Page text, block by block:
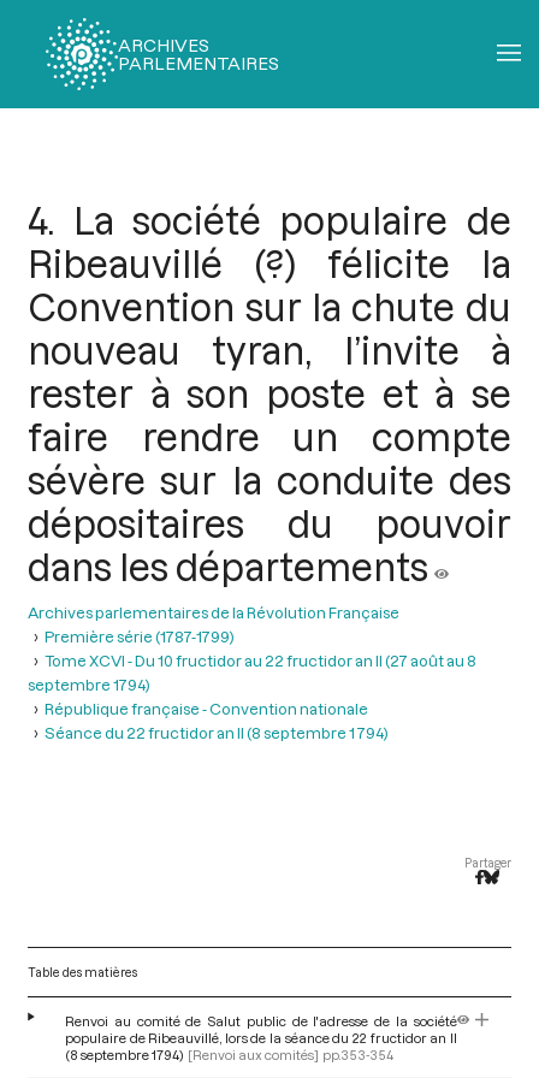
ARCHIVES
PARLEMENTAIRES
4. La société populaire de
Ribeauvillé (?) félicite la
Convention sur la chute du
nouveau tyran, l’invite à
rester à son poste et à se
faire rendre un compte
sévère sur la conduite des
dépositaires du pouvoir
dans les départements
Archives parlementaires de la Révolution Française
Première série (1787-1799)
Tome XCVI - Du 10 fructidor au 22 fructidor an II (27 août au 8
septembre 1794)
République française - Convention nationale
Séance du 22 fructidor an II (8 septembre 1 794)
Partager
Table des matières
Renvoi au comité de Salut public de l'adresse de la société
populaire de Ribeauvillé, lors de la séance du 22 fructidor an II
(8 septembre 1794) [Renvoi aux comités] pp.353-354